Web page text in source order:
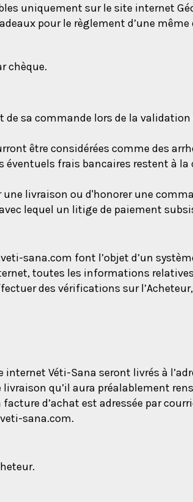
uniquement sur le site internet
pour le règlement d’une
chèque.
sa commande lors de la
être considérées comme des
frais bancaires restent à la
une livraison ou d'honorer une
lequel un litige de paiement
sana.com font l’objet d’un
toutes les informations
des vérifications sur
Véti-Sana seront livrés à
qu’il aura préalablement
d’achat est adressée par
sana.com.